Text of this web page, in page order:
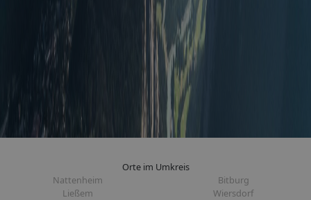
Orte im Umkreis
Nattenheim
Bitburg
Ließem
Wiersdorf